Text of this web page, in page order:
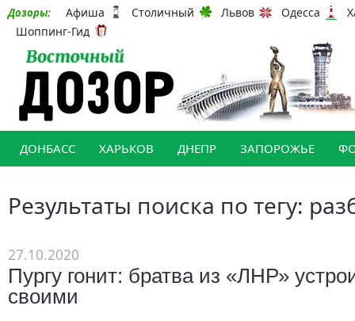
Дозоры: Афиша Столичный Львов Одесса
Шоппинг-Гид
ДОНБАСС ХАРЬКОВ ДНЕПР ЗАПОРОЖЬЕ
Результаты поиска по тегу:
27.10.2020
Пургу гонит: братва из «ЛНР»
своими